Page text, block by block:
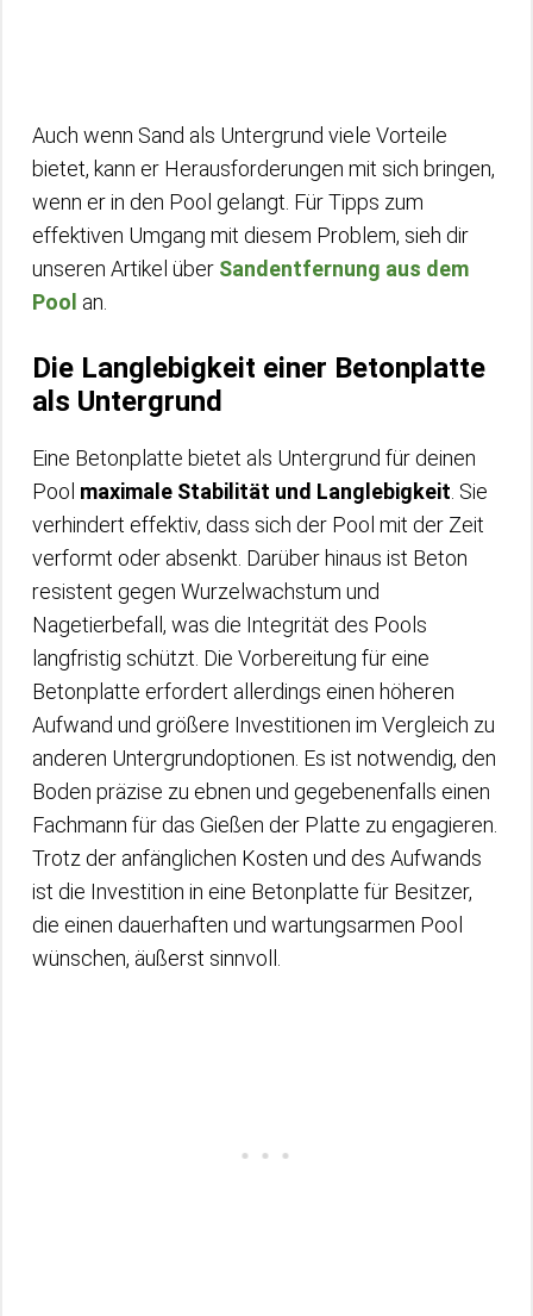
Auch wenn Sand als Untergrund viele Vorteile
bietet, kann er Herausforderungen mit sich bringen,
wenn er in den Pool gelangt. Für Tipps zum
effektiven Umgang mit diesem Problem, sieh dir
unseren Artikel über Sandentfernung aus dem
Pool an.
Die Langlebigkeit einer Betonplatte
als Untergrund
Eine Betonplatte bietet als Untergrund für deinen
Pool maximale Stabilität und Langlebigkeit . Sie
verhindert effektiv, dass sich der Pool mit der Zeit
verformt oder absenkt. Darüber hinaus ist Beton
resistent gegen Wurzelwachstum und
Nagetierbefall, was die Integrität des Pools
langfristig schützt. Die Vorbereitung für eine
Betonplatte erfordert allerdings einen höheren
Aufwand und größere Investitionen im Vergleich zu
anderen Untergrundoptionen. Es ist notwendig, den
Boden präzise zu ebnen und gegebenenfalls einen
Fachmann für das Gießen der Platte zu engagieren.
Trotz der anfänglichen Kosten und des Aufwands
ist die Investition in eine Betonplatte für Besitzer,
die einen dauerhaften und wartungsarmen Pool
wünschen, äußerst sinnvoll.